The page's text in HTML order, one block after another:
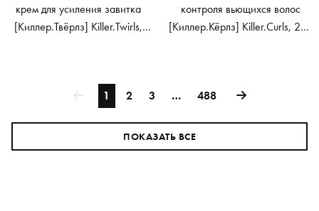
крем для усиления завитка
[Киллер.Твёрлз] Killer.Twirls,
контроля вьющихся волос
[Киллер.Кёрлз] Killer.Curls, 200
1 2 3 … 488
ПОКАЗАТЬ ВСЕ